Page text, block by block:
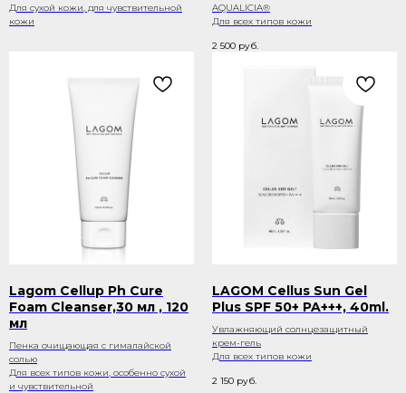
Для сухой кожи, для чувствительной
кожи
AQUALICIA®
Для всех типов кожи
2 500 руб.
Lagom Cellup Ph Cure
Foam Cleanser,30 мл , 120
мл
Пенка очищающая с гималайской
солью
Для всех типов кожи, особенно сухой
и чувствительной
LAGOM Cellus Sun Gel
Plus SPF 50+ PA+++, 40ml.
Увлажняющий солнцезащитный
крем-гель
Для всех типов кожи
2 150 руб.